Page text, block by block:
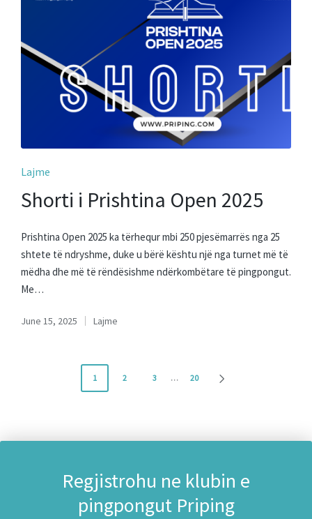
Posted
Lajme
Shorti i Prishtina Open 2025
Prishtina Open 2025 ka tërhequr mbi 250 pjesëmarrës nga 25
shtete të ndryshme, duke u bërë kështu një nga turnet më të
mëdha dhe më të rëndësishme ndërkombëtare të pingpongut.
Me…
June 15, 2025
Posted
Lajme
1 2 3 … 20
Regjistrohu ne klubin e
pingpongut Priping